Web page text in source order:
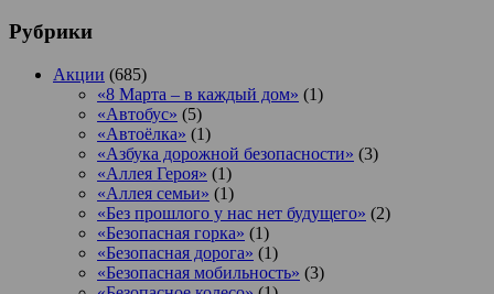
Рубрики
Акции (685)
«8 Марта – в каждый дом» (1)
«Автобус» (5)
«Автоёлка» (1)
«Азбука дорожной безопасности» (3)
«Аллея Героя» (1)
«Аллея семьи» (1)
«Без прошлого у нас нет будущего» (2)
«Безопасная горка» (1)
«Безопасная дорога» (1)
«Безопасная мобильность» (3)